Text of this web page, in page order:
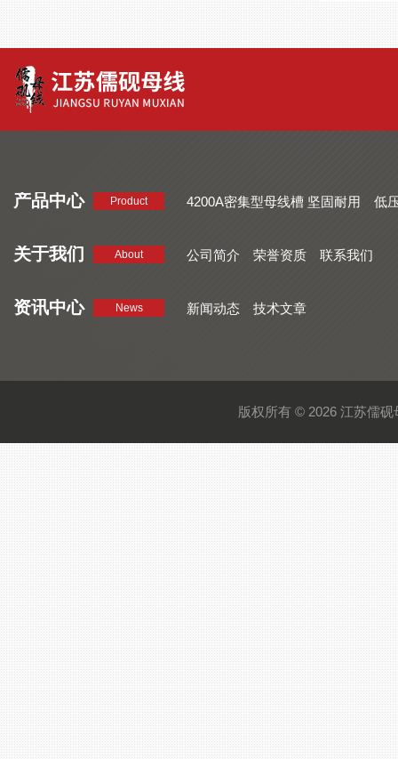
产品中心 Product 4200A密集型母线槽 坚固耐用
低
关于我们 About 公司简介 荣誉资质 联系我们
资讯中心 News 新闻动态 技术文章
版权所有 © 2026 江苏儒